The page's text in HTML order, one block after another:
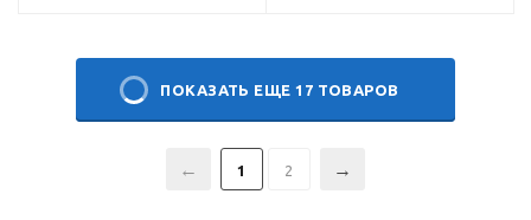
ПОКАЗАТЬ ЕЩЕ 17 ТОВАРОВ
1 2